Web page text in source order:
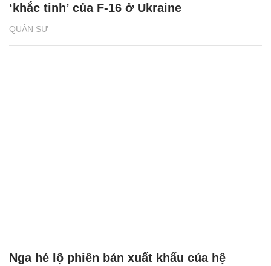
QUÂN SỰ
‘khắc tinh’ của F-16 ở Ukraine
Nga hé lộ phiên bản xuất khẩu của hệ